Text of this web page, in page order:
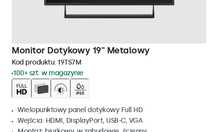
Monitor Dotykowy 19" Metalowy
Kod produktu: 19TS7M
100+ szt. w magazynie
Wielopunktowy panel dotykowy Full HD
Wejścia: HDMI, DisplayPort, USB-C, VGA